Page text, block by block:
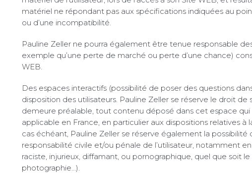
matériel ne répondant pas aux spécifications indiquées au
ou d’une incompatibilité.
Pauline Zeller ne pourra également être tenue responsable
exemple qu’une perte de marché ou perte d’une chance)
WEB.
Des espaces interactifs (possibilité de poser des questions
disposition des utilisateurs. Pauline Zeller se réserve le droit de
demeure préalable, tout contenu déposé dans cet espace qui
applicable en France, en particulier aux dispositions relatives
cas échéant, Pauline Zeller se réserve également la
responsabilité civile et/ou pénale de l’utilisateur, notamment
raciste, injurieux, diffamant, ou pornographique, quel que soit
photographie…).